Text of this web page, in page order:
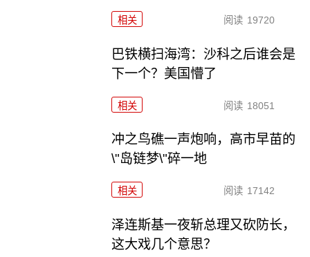
相关 阅读 19720
巴铁横扫海湾：沙科之后谁会是
下一个？美国懵了
相关 阅读 18051
冲之鸟礁一声炮响，高市早苗的
\"岛链梦\"碎一地
相关 阅读 17142
泽连斯基一夜斩总理又砍防长，
这大戏几个意思？